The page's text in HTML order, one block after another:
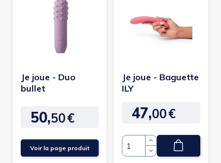
Je joue - Duo
bullet
Prix
50,50€
Voir la page produit
Je joue - Baguette
ILY
Prix
47,00€
Quantité